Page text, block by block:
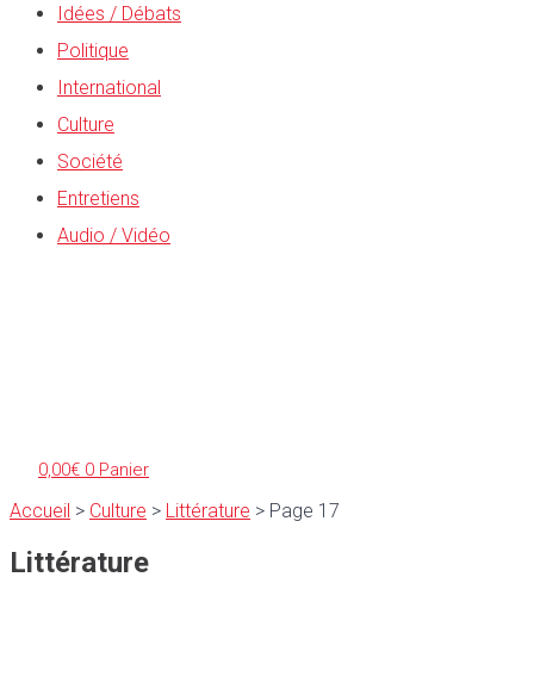
Idées / Débats
Politique
International
Culture
Société
Entretiens
Audio / Vidéo
0,00€ 0 Panier
Accueil > Culture > Littérature > Page 17
Littérature